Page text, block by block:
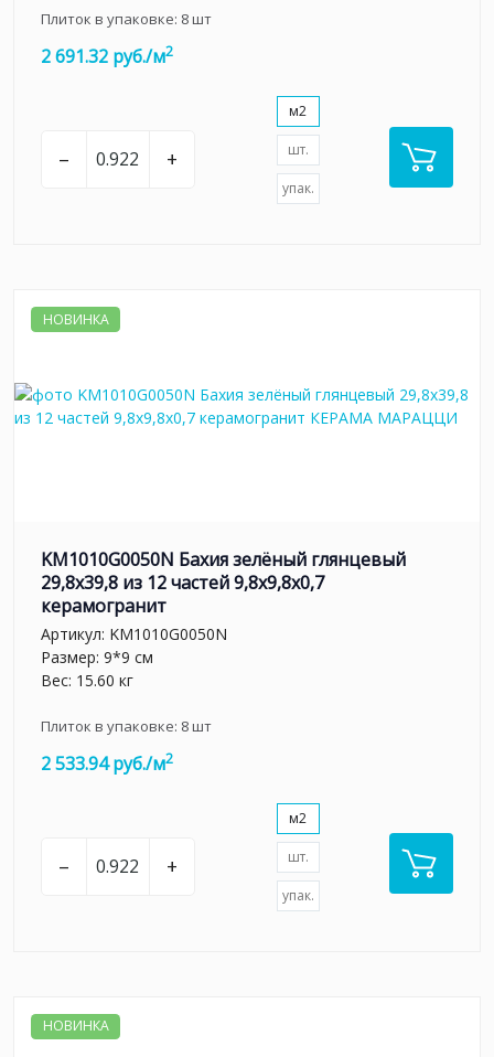
Плиток в упаковке: 8шт
2 691.32 руб./м2
– +
м2
шт.
упак.
НОВИНКА
KM1010G0050N Бахия зелёный глянцевый
29,8х39,8 из 12 частей 9,8x9,8x0,7
керамогранит
Артикул: KM1010G0050N
Размер: 9*9 см
Вес: 15.60 кг
Плиток в упаковке: 8шт
2 533.94 руб./м2
– +
м2
шт.
упак.
НОВИНКА